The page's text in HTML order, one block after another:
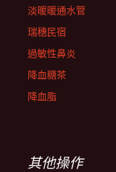
淡暖暖通水管
瑞穗民宿
過敏性鼻炎
降血糖茶
降血脂
其他操作